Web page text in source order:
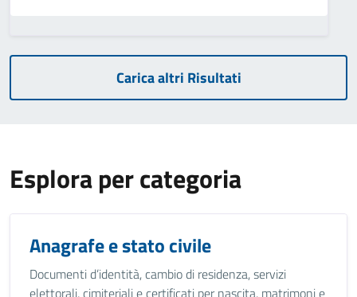
Carica altri Risultati
Esplora per categoria
Anagrafe e stato civile
Documenti d’identità, cambio di residenza, servizi
elettorali, cimiteriali e certificati per nascita, matrimoni e